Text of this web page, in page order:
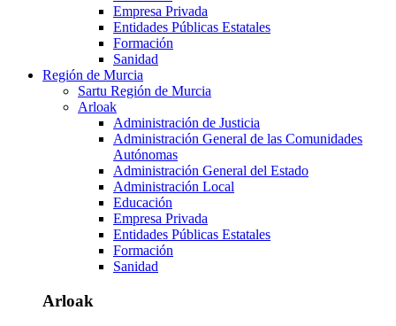
Empresa Privada
Entidades Públicas Estatales
Formación
Sanidad
Región de Murcia
Sartu Región de Murcia
Arloak
Administración de Justicia
Administración General de las Comunidades
Autónomas
Administración General del Estado
Administración Local
Educación
Empresa Privada
Entidades Públicas Estatales
Formación
Sanidad
Arloak